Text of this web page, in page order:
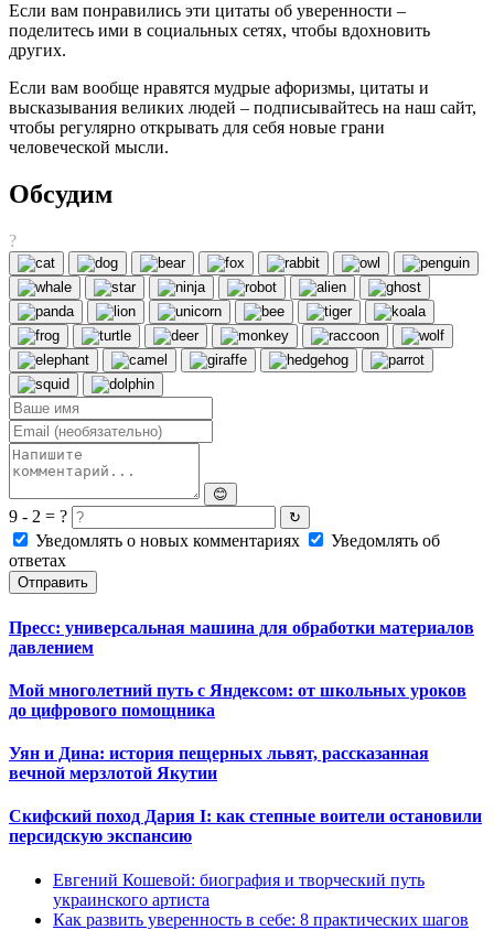
Если вам понравились эти цитаты об уверенности –
поделитесь ими в социальных сетях, чтобы вдохновить
других.
Если вам вообще нравятся мудрые афоризмы, цитаты и
высказывания великих людей – подписывайтесь на наш сайт,
чтобы регулярно открывать для себя новые грани
человеческой мысли.
Обсудим
?
😊
9 - 2 = ? ↻
Уведомлять о новых комментариях
Уведомлять об
ответах
Отправить
Пресс: универсальная машина для обработки материалов
давлением
Мой многолетний путь с Яндексом: от школьных уроков
до цифрового помощника
Уян и Дина: история пещерных львят, рассказанная
вечной мерзлотой Якутии
Скифский поход Дария I: как степные воители остановили
персидскую экспансию
Евгений Кошевой: биография и творческий путь
украинского артиста
Как развить уверенность в себе: 8 практических шагов